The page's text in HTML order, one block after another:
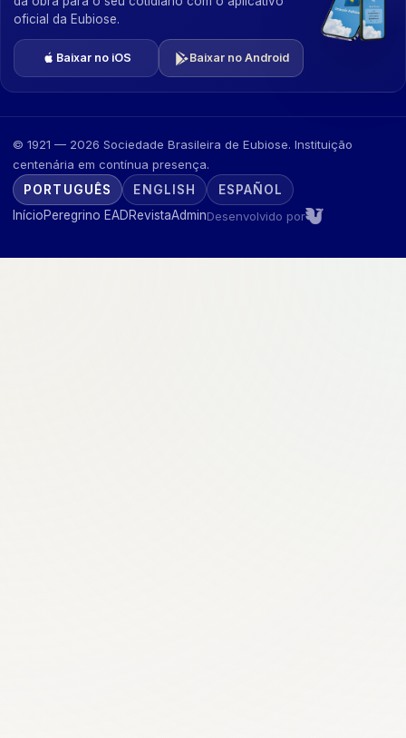
oficial da Eubiose.
Baixar no iOS Baixar no Android
© 1921 — 2026 Sociedade Brasileira de Eubiose. Instituição
centenária em contínua presença.
PORTUGUÊS
ENGLISH
ESPAÑOL
InícioPeregrino EADRevistaAdminDesenvolvido por